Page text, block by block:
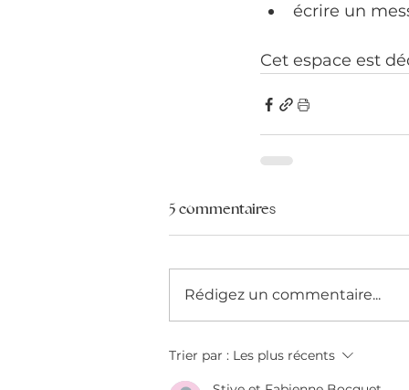
écrire un
Cet espace est
5 commentaires
Rédigez un commentaire...
Trier par : Les plus récents